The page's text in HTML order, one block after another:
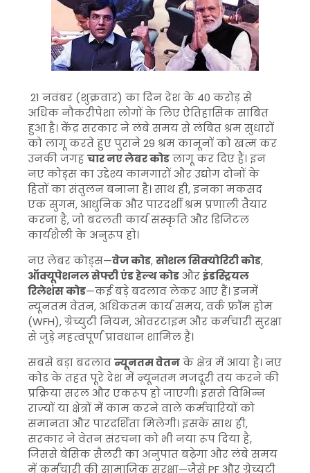
21 नवंबर (शुक्रवार) का दिन देश के 40 करोड़ से
अधिक नौकरीपेशा लोगों के लिए ऐतिहासिक साबित
हुआ है। केंद्र सरकार ने लंबे समय से लंबित श्रम सुधारों
को लागू करते हुए पुराने 29 श्रम कानूनों को खत्म कर
उनकी जगहचार नए लेबर कोडलागू कर दिए हैं। इन
नए कोड्स का उद्देश्य कामगारों और उद्योग दोनों के
हितों का संतुलन बनाना है। साथ ही, इनका मकसद
एक सुगम, आधुनिक और पारदर्शी श्रम प्रणाली तैयार
करना है, जो बदलती कार्य संस्कृति और डिजिटल
कार्यशैली के अनुरूप हो।
नए लेबर कोड्स—वेज कोड,सोशल सिक्योरिटी कोड,
ऑक्यूपेशनल सेफ्टी एंड हेल्थ कोड औरइंडस्ट्रियल
रिलेशंस कोड—कई बड़े बदलाव लेकर आए हैं। इनमें
न्यूनतम वेतन, अधिकतम कार्य समय, वर्क फ्रॉम होम
(WFH), ग्रेच्युटी नियम, ओवरटाइम और कर्मचारी सुरक्षा
से जुड़े महत्वपूर्ण प्रावधान शामिल हैं।
सबसे बड़ा बदलावन्यूनतम वेतनके क्षेत्र में आया है। नए
कोड के तहत पूरे देश में न्यूनतम मजदूरी तय करने की
प्रक्रिया सरल और एकरूप हो जाएगी। इससे विभिन्न
राज्यों या क्षेत्रों में काम करने वाले कर्मचारियों को
समानता और पारदर्शिता मिलेगी। इसके साथ ही,
सरकार ने वेतन संरचना को भी नया रूप दिया है,
जिससे बेसिक सैलरी का अनुपात बढ़ेगा और लंबे समय
में कर्मचारी की सामाजिक सुरक्षा—जैसे PF और ग्रेच्युटी